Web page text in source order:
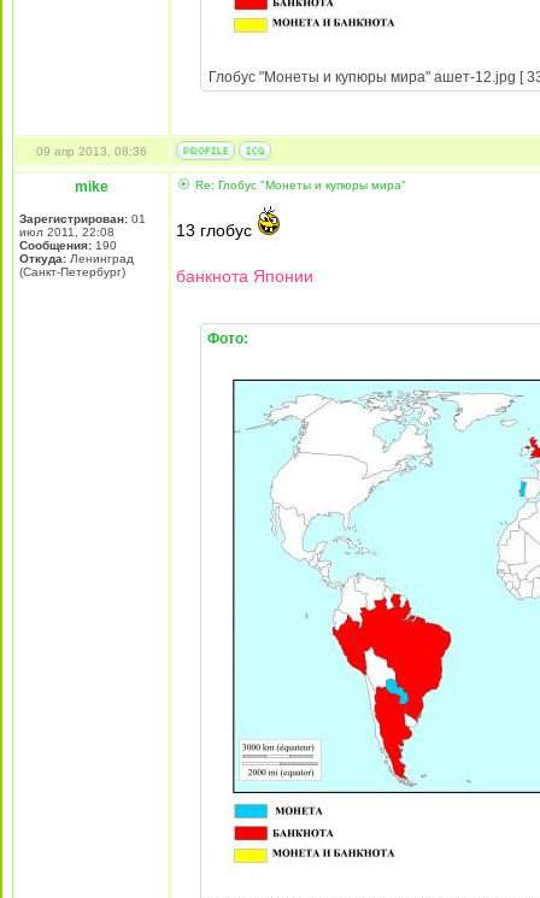
Глобус "Монеты и купюры мира" ашет-12.jpg [
09 апр 2013, 08:36
mike
Зарегистрирован: 01
июл 2011, 22:08
Сообщения: 190
Откуда: Ленинград
(Санкт-Петербург)
Re: Глобус "Монеты и купюры мира"
13 глобус
банкнота Японии
Фото: